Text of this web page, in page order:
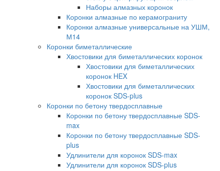
Наборы алмазных коронок
Коронки алмазные по керамограниту
Коронки алмазные универсальные на УШМ,
М14
Коронки биметаллические
Хвостовики для биметаллических коронок
Хвостовики для биметаллических
коронок HEX
Хвостовики для биметаллических
коронок SDS-plus
Коронки по бетону твердосплавные
Коронки по бетону твердосплавные SDS-
max
Коронки по бетону твердосплавные SDS-
plus
Удлинители для коронок SDS-max
Удлинители для коронок SDS-plus